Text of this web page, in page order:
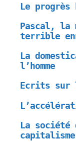
Le progrès
Pascal, la
terrible
La
l’homme
Ecrits sur
La société
capitalisme